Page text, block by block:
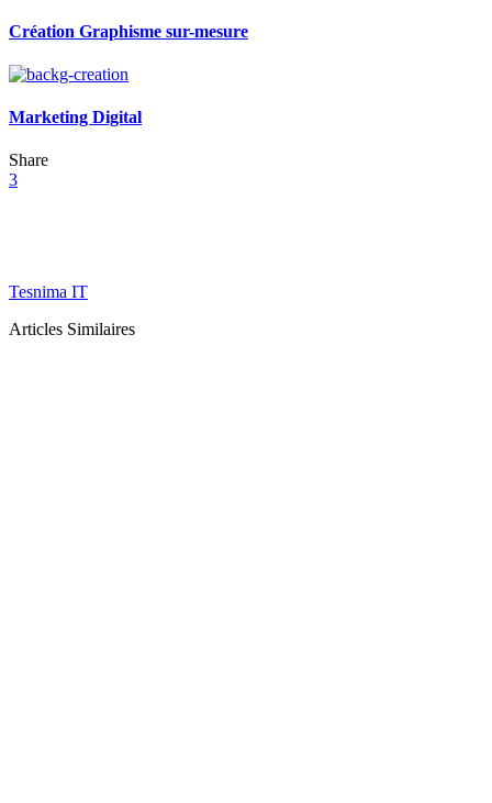
Création Graphisme sur-mesure
Marketing Digital
Share
3
Tesnima IT
Articles Similaires